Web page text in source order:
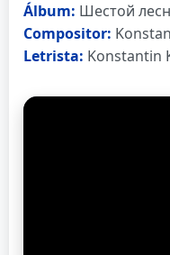
Álbum: Шестой
Compositor:
Letrista: Konstantin